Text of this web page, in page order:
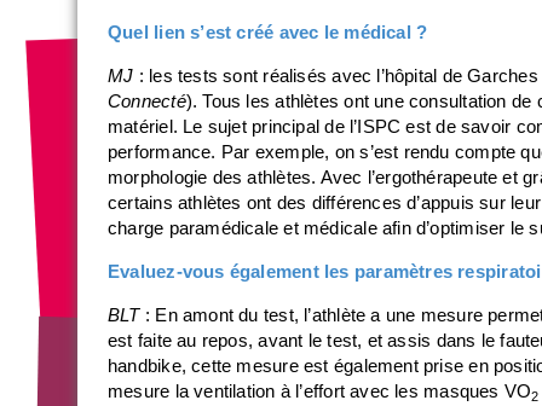
Quel lien s’est créé avec le médical ?
MJ : les tests sont réalisés avec l’hôpital de Garches
Connecté). Tous les athlètes ont une consultation de
matériel. Le sujet principal de l’ISPC est de savoir
performance. Par exemple, on s’est rendu compte
morphologie des athlètes. Avec l’ergothérapeute et
certains athlètes ont des différences d’appuis sur
charge paramédicale et médicale afin d’optimiser le
Evaluez-vous également les paramètres
BLT: En amont du test, l’athlète a une mesure
est faite au repos, avant le test, et assis dans le
handbike, cette mesure est également prise en
mesure la ventilation à l’effort avec les masques VO2